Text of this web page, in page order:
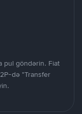
pul göndərin. Fiat
də "Transfer